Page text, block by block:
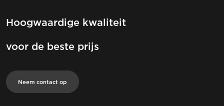
Hoogwaardige kwaliteit
voor de beste prijs
Neem contact op